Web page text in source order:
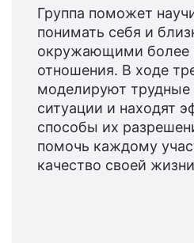
Группа поможет
понимать себя и
окружающими более
отношения. В ходе
моделируют
ситуации и находят
способы их
помочь каждому
качество своей жизни